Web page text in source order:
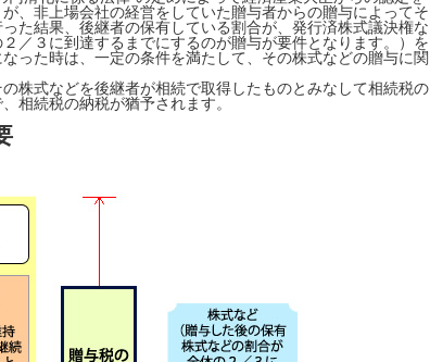
、非上場会社の経営をしていた贈与者からの贈与によってそ
た結果、後継者の保有している割合が、発行済株式議決権な
／３に到達するまでにするのが贈与が要件となります。）を
った時は、一定の条件を満たして、その株式などの贈与に関
株式などを後継者が相続で取得したものとみなして相続税の
相続税の納税が猶予されます。